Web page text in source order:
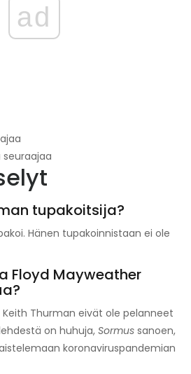
ad
tupakoitsija?
Hänen tupakoinnistaan ​​ei ole
Floyd Mayweather
Keith Thurman eivät ole pelanneet
on huhuja, Sormus sanoen,
koronaviruspandemian